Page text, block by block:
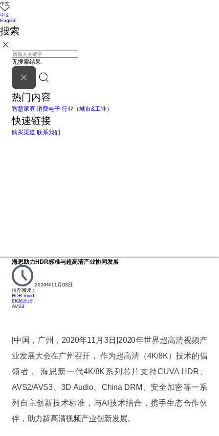
中文
中文
English
搜索
无搜索结果
热门内容
智慧家庭 消费电子 行业（城市&工业）
快速链接
购买渠道 联系我们
海思助力HDR标准与超高清产业协同发展
2020年11月03日
推荐阅读：
HDR Vivid
8K超高清
AVS3
[中国，广州，2020年11月3日]2020年世界超高清视频产
业发展大会在广州召开， 作为超高清（4K/8K）技术的倡
领者， 海思新一代4K/8K系列芯片支持CUVA HDR、
AVS2/AVS3、3D Audio、China DRM、安全加密等一系
列自主创新技术标准，与AI技术结合，携手生态合作伙
伴，助力超高清视频产业创新发展。